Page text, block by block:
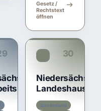
Gesetz /
Rechtstext
öffnen
30
Bundesland